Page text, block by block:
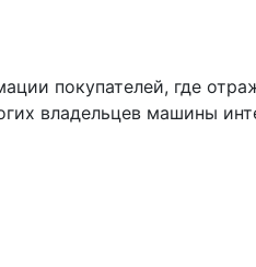
покупателей, где
владельцев машины